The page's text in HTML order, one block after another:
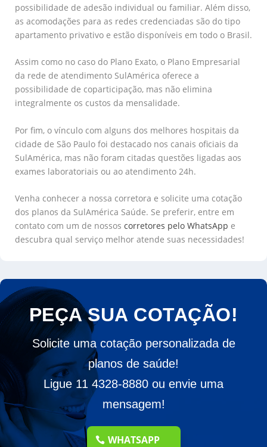
possibilidade de adesão individual ou familiar. Além disso,
as acomodações para as redes credenciadas são do tipo
apartamento privativo e estão disponíveis em todo o Brasil.
Assim como no caso do Plano Exato, o Plano Empresarial
da rede de atendimento SulAmérica oferece a
possibilidade de coparticipação, mas não elimina
integralmente os custos da mensalidade.
Por fim, o vínculo com alguns dos melhores hospitais da
cidade de São Paulo foi destacado nos canais oficiais da
SulAmérica, mas não foram citadas questões ligadas aos
exames laboratoriais ou ao atendimento 24h.
Venha conhecer a nossa corretora e solicite uma cotação
dos planos da SulAmérica Saúde. Se preferir, entre em
contato com um de nossos corretores pelo WhatsApp e
descubra qual serviço melhor atende suas necessidades!
PEÇA SUA COTAÇÃO!
Solicite uma cotação personalizada de
planos de saúde!
Ligue 11 4328-8880 ou envie uma
mensagem!
WHATSAPP